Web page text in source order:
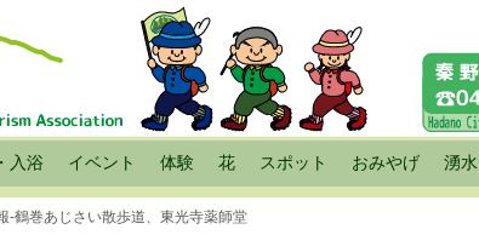
入浴 イベント 体験 花 スポット おみやげ 湧水
-鶴巻あじさい散歩道、東光寺薬師堂